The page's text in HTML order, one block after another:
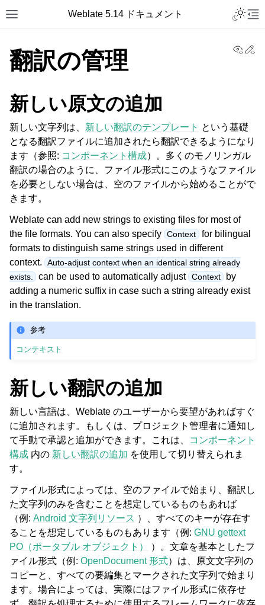
Weblate 5.14 ドキュメント
翻訳の管理
新しい原文の追加
新しい文字列は、 新しい翻訳のテンプレート という基礎
となる翻訳ファイルに追加されたら翻訳できるようになり
ます（参照: コンポーネント構成）。多くのモノリンガル
翻訳の場合のように、ファイル形式にこのようなファイル
を必要としない場合は、空のファイルから始めることがで
きます。
Weblate can add new strings to existing files for most of
the file formats. You can also specify Context for bilingual
formats to distinguish same strings used in different
context.
Auto-adjust context when an identical string already
exists.
can be used to automatically adjust Context by
adding a numeric suffix in case such a string already exist
in the translation.
参考
コンテキスト
新しい翻訳の追加
新しい言語は、Weblate のユーザーから要望があればすぐ
に追加されます。もしくは、プロジェクト管理者に通知し
て手動で承認と追加ができます。これは、
コンポーネント
構成 内の 新しい翻訳の追加 を使用して切り替えられま
す。
ファイル形式によっては、空のファイルで始まり、翻訳し
た文字列のみを含むことを想定しているものもあれば
（例: Android 文字列リソース ）、すべてのキーが存在す
ることを想定しているものもあります（例: GNU gettext
PO（ポータブル オブジェクト）
）。文章を基本としたフ
ァイル形式（例: OpenDocument 形式）は、原文文字列の
コピーと、すべての要編集とマークされた文字列で始まり
ます。場合によっては、実際にはファイル形式に依存せ